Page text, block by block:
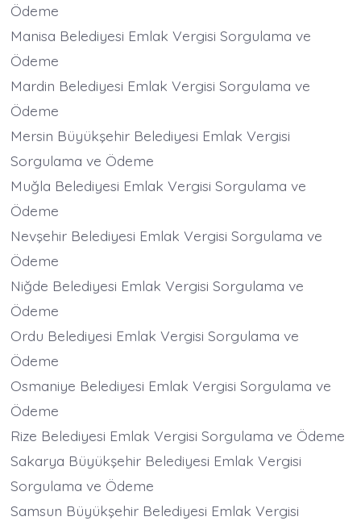
Ödeme
Manisa Belediyesi Emlak Vergisi Sorgulama ve
Ödeme
Mardin Belediyesi Emlak Vergisi Sorgulama ve
Ödeme
Mersin Büyükşehir Belediyesi Emlak Vergisi
Sorgulama ve Ödeme
Muğla Belediyesi Emlak Vergisi Sorgulama ve
Ödeme
Nevşehir Belediyesi Emlak Vergisi Sorgulama ve
Ödeme
Niğde Belediyesi Emlak Vergisi Sorgulama ve
Ödeme
Ordu Belediyesi Emlak Vergisi Sorgulama ve
Ödeme
Osmaniye Belediyesi Emlak Vergisi Sorgulama ve
Ödeme
Rize Belediyesi Emlak Vergisi Sorgulama ve Ödeme
Sakarya Büyükşehir Belediyesi Emlak Vergisi
Sorgulama ve Ödeme
Samsun Büyükşehir Belediyesi Emlak Vergisi